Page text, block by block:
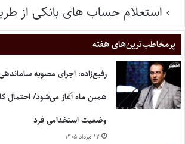
استعلام حساب های بانکی از
پر‌مخاطب‌ترین‌های هفته
رفیع‌زاده: اجرای مصوبه
همین ماه آغاز می‌شود/ احتمال
وضعیت استخدامی فرد
۱۲ مرداد ۱۴۰۵